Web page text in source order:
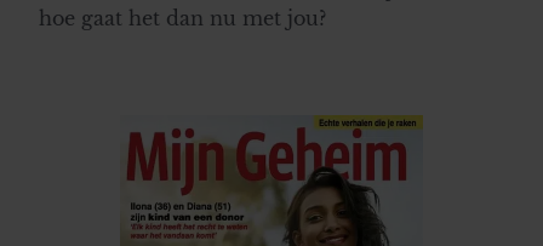
hoe gaat het dan nu met jou?